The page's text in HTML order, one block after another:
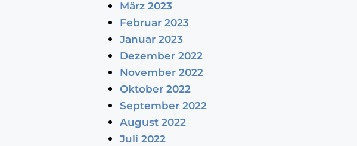
März 2023
Februar 2023
Januar 2023
Dezember 2022
November 2022
Oktober 2022
September 2022
August 2022
Juli 2022